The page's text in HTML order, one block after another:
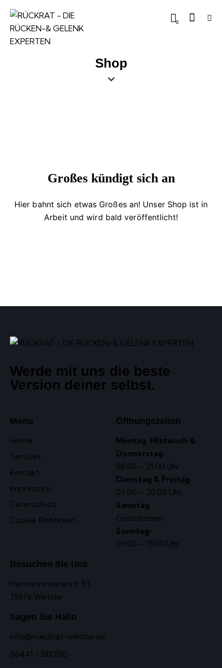
0
Shop
Großes kündigt sich an
Hier bahnt sich etwas Großes an! Unser Shop ist in
Arbeit und wird bald veröffentlicht!
Werde mit uns die beste
Version deiner selbst.
Menu
Home
Services
Kontakt
Impressum
Datenschutz
Cookie Richtlinien
Öffnungszeiten
Montag, Mittwoch &
Donnerstag
08:00 – 21:00 Uhr
Dienstag & Freitag
07:00 – 20:00 Uhr
Samstag
Geschlossen
Sonntag:
09:00 – 15:00 Uhr
Besuchen Sie Uns
Hermannsteinerstr 83
35576 Wetzlar
Sagen Sie Hallo
info@rueckrat-wetzlar.de
06441 / 3810310